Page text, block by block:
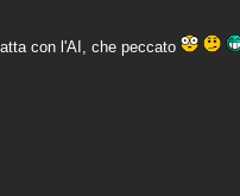
con l'AI, che peccato